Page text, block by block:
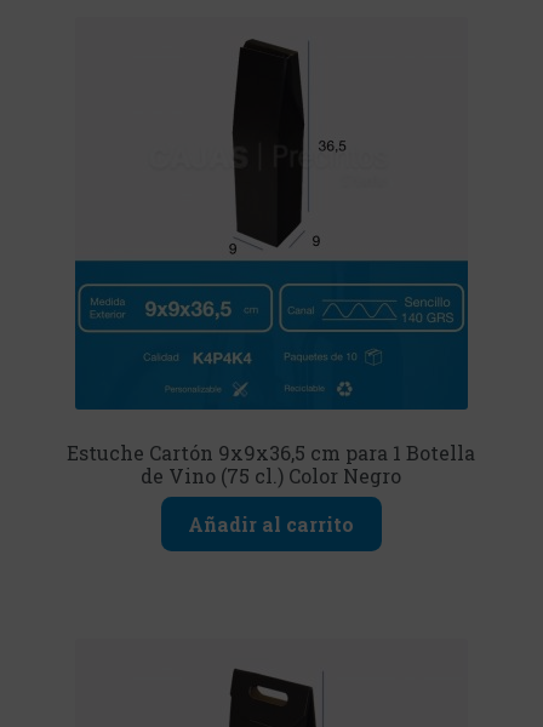
Estuche Cartón 9x9x36,5 cm para 1 Botella
de Vino (75 cl.) Color Negro
Añadir al carrito